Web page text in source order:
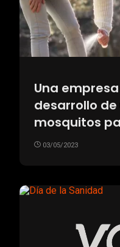
Una
desarrollo
mosquitos
03/05/2023